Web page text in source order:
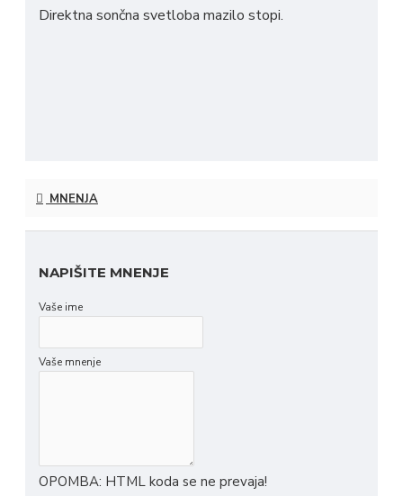
Direktna sončna svetloba mazilo stopi.
MNENJA
NAPIŠITE MNENJE
Vaše ime
Vaše mnenje
OPOMBA: HTML koda se ne prevaja!